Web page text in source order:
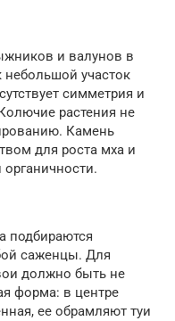
и валунов в
небольшой участок
симметрия и
растения не
Камень
для роста мха и
подбираются
саженцы. Для
должно быть не
форма: в центре
ее обрамляют туи